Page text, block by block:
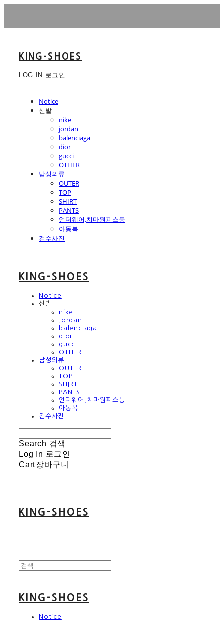
KING-SHOES
LOG IN 로그인
Notice
신발
nike
jordan
balenciaga
dior
gucci
OTHER
남성의류
OUTER
TOP
SHIRT
PANTS
언더웨어,치마원피스등
아동복
검수사진
KING-SHOES
Notice
신발
nike
jordan
balenciaga
dior
gucci
OTHER
남성의류
OUTER
TOP
SHIRT
PANTS
언더웨어,치마원피스등
아동복
검수사진
Search 검색
Log In 로그인
Cart장바구니
KING-SHOES
KING-SHOES
Notice